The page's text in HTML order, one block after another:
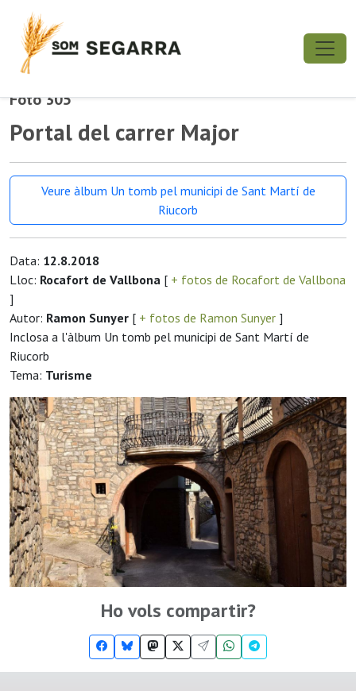
Foto 305
Portal del carrer Major
Veure àlbum Un tomb pel municipi de Sant Martí de
Riucorb
Data: 12.8.2018
Lloc: Rocafort de Vallbona [ + fotos de Rocafort de Vallbona
]
Autor: Ramon Sunyer [ + fotos de Ramon Sunyer ]
Inclosa a l'àlbum Un tomb pel municipi de Sant Martí de
Riucorb
Tema: Turisme
Ho vols compartir?